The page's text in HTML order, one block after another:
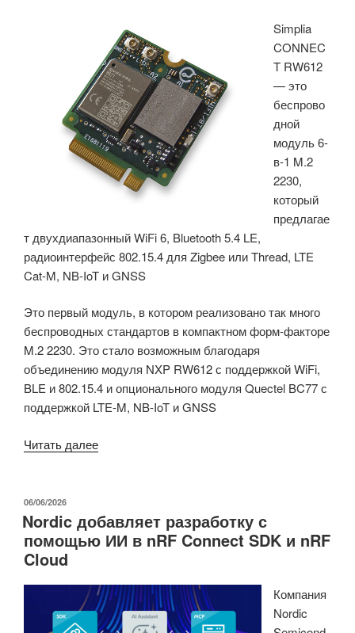
активного
ИИ
от
одной
батарейки-
таблетки»
Simplia
CONNEC
T RW612
— это
беспрово
дной
модуль 6-
в-1 M.2
2230,
который
предлагае
т двухдиапазонный WiFi 6, Bluetooth 5.4 LE,
радиоинтерфейс 802.15.4 для Zigbee или Thread, LTE
Cat-M, NB-IoT и GNSS
Это первый модуль, в котором реализовано так много
беспроводных стандартов в компактном форм-факторе
M.2 2230. Это стало возможным благодаря
объединению модуля NXP RW612 с поддержкой WiFi,
BLE и 802.15.4 и опционального модуля Quectel BC77 с
поддержкой LTE-M, NB-IoT и GNSS
Читать далее«Модуль
6-
в-1
предлагает
поддержку
ОПУБЛИКОВАНО
06/06/2026
Nordic добавляет разработку с
помощью ИИ в nRF Connect SDK и nRF
Cloud
Компания
Nordic